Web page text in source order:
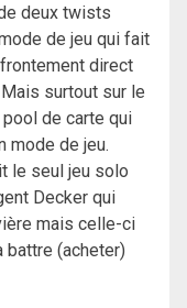
deux twists
de jeu qui fait
direct
surtout sur le
de carte qui
mode de jeu.
le seul jeu solo
Decker qui
mais celle-ci
battre (acheter)